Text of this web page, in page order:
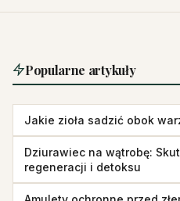
Popularne artykuły
Jakie zioła sadzić obok
Dziurawiec na wątrobę:
regeneracji i detoksu